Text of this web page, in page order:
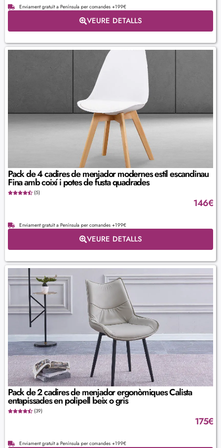
Enviament gratuït a Península per comandes +199€
VEURE DETALLS
Pack de 4 cadires de menjador modernes estil escandinau
Fina amb coixí i potes de fusta quadrades
(5)
146€
Enviament gratuït a Península per comandes +199€
VEURE DETALLS
Pack de 2 cadires de menjador ergonòmiques Calista
entapissades en polipell beix o gris
(39)
175€
Enviament gratuït a Península per comandes +199€